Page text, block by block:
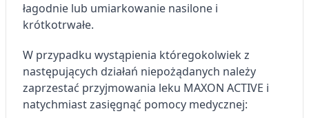
łagodnie lub umiarkowanie nasilone i
krótkotrwałe.
W przypadku wystąpienia któregokolwiek z
następujących działań niepożądanych należy
zaprzestać przyjmowania leku MAXON ACTIVE i
natychmiast zasięgnąć pomocy medycznej: